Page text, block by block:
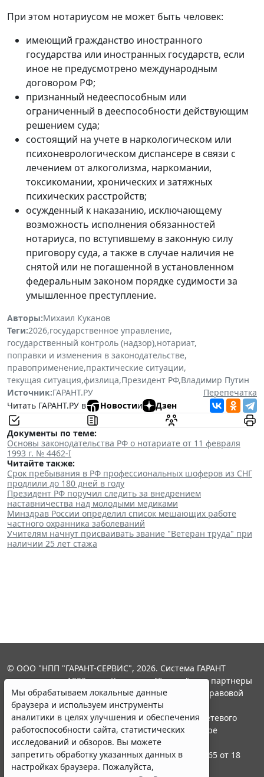
При этом нотариусом не может быть человек:
имеющий гражданство иностранного
государства или иностранных государств, если
иное не предусмотрено международным
договором РФ;
признанный недееспособным или
ограниченный в дееспособности действующим
решением суда;
состоящий на учете в наркологическом или
психоневрологическом диспансере в связи с
лечением от алкоголизма, наркомании,
токсикомании, хронических и затяжных
психических расстройств;
осужденный к наказанию, исключающему
возможность исполнения обязанностей
нотариуса, по вступившему в законную силу
приговору суда, а также в случае наличия не
снятой или не погашенной в установленном
федеральным законом порядке судимости за
умышленное преступление.
Авторы:Михаил Куканов
Теги:2026,государственное управление,
государственный контроль (надзор),нотариат,
поправки и изменения в законодательстве,
правоприменение,практические ситуации,
текущая ситуация,физлица,Президент РФ,Владимир Путин
Источник:ГАРАНТ.РУ
Перепечатка
Читать ГАРАНТ.РУ в
Новостии Дзен
Документы по теме:
Основы законодательства РФ о нотариате от 11 февраля
1993 г. № 4462-I
Читайте также:
Срок пребывания в РФ профессиональных шоферов из СНГ
продлили до 180 дней в году
Президент РФ поручил следить за внедрением
наставничества над молодыми медиками
Минздрав России определил список мешающих работе
частного охранника заболеваний
Учителям начнут присваивать звание "Ветеран труда" при
наличии 25 лет стажа
Мы обрабатываем локальные данные
браузера и используем инструменты
аналитики в целях улучшения и обеспечения
работоспособности сайта, статистических
исследований и обзоров. Вы можете
запретить обработку указанных данных в
настройках браузера. Пожалуйста,
© ООО "НПП "ГАРАНТ-СЕРВИС", 2026. Система ГАРАНТ
выпускается с 1990 года. Компания "Гарант" и ее партнеры
являются участниками Российской ассоциации правовой
информации ГАРАНТ.
Портал ГАРАНТ.РУ зарегистрирован в качестве сетевого
издания Федеральной службой по надзору в сфере
связи,информационных технологий и массовых
коммуникаций (Роскомнадзором), Эл № ФС77-58365 от 18
июня 2014 года.